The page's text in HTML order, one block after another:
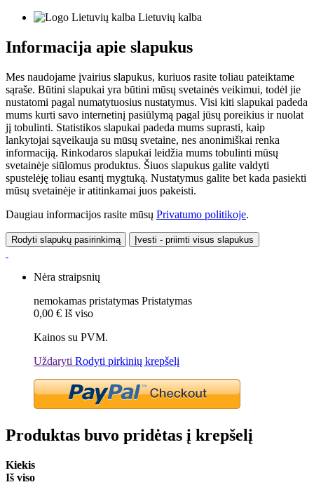
Lietuvių kalba
Informacija apie slapukus
Mes naudojame įvairius slapukus, kuriuos rasite toliau pateiktame
sąraše. Būtini slapukai yra būtini mūsų svetainės veikimui, todėl jie
nustatomi pagal numatytuosius nustatymus. Visi kiti slapukai padeda
mums kurti savo internetinį pasiūlymą pagal jūsų poreikius ir nuolat
jį tobulinti. Statistikos slapukai padeda mums suprasti, kaip
lankytojai sąveikauja su mūsų svetaine, nes anonimiškai renka
informaciją. Rinkodaros slapukai leidžia mums tobulinti mūsų
svetainėje siūlomus produktus. Šiuos slapukus galite valdyti
spustelėję toliau esantį mygtuką. Nustatymus galite bet kada pasiekti
mūsų svetainėje ir atitinkamai juos pakeisti.
Daugiau informacijos rasite mūsų Privatumo politikoje.
Rodyti slapukų pasirinkimą Įvesti - priimti visus slapukus
Nėra straipsnių
nemokamas pristatymas Pristatymas
0,00 € Iš viso
Kainos su PVM.
Uždaryti Rodyti pirkinių krepšelį
Produktas buvo pridėtas į krepšelį
Kiekis
Iš viso